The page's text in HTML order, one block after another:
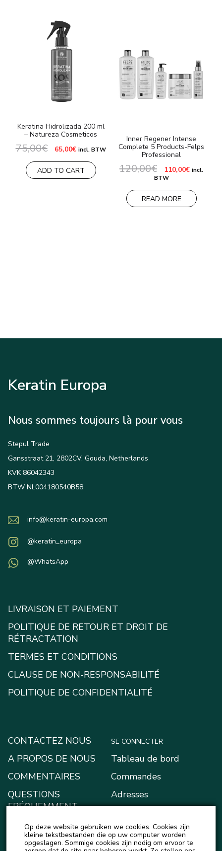
Keratina Hidrolizada 200 ml
– Natureza Cosmeticos
75,00€ Le
prix
initial
était :
75,00€.
65,00€Le
actuel
est :
65,00€.
incl. BTW
ADD TO CART
Inner Regener Intense
Complete 5 Products-Felps
Professional
120,00€ Le
prix
était :
120,00€.
110,00€Le
est :
110,00€.
incl.
BTW
READ MORE
Keratin Europa
Nous sommes toujours là pour vous
Stepul Trade
Gansstraat 21, 2802CV, Gouda, Netherlands
KVK 86042343
BTW NL004180540B58
info@keratin-europa.com
@keratin_europa
@WhatsApp
LIVRAISON ET PAIEMENT
POLITIQUE DE RETOUR ET DROIT DE
RÉTRACTATION
TERMES ET CONDITIONS
CLAUSE DE NON-RESPONSABILITÉ
POLITIQUE DE CONFIDENTIALITÉ
CONTACTEZ NOUS
A PROPOS DE NOUS
COMMENTAIRES
QUESTIONS
FRÉQUEMMENT
BLOG
SE CONNECTER
Tableau de bord
Commandes
Adresses
Mon portefeuille
Account details
Op deze website gebruiken we cookies. Cookies zijn
kleine tekstbestanden die op uw computer worden
opgeslagen. Sommige cookies zijn nodig om ervoor te